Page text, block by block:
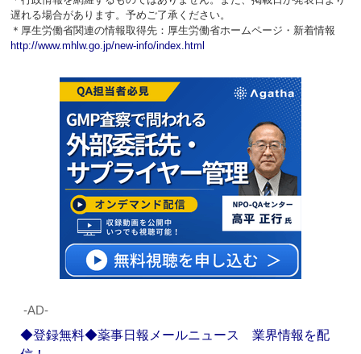
遅れる場合があります。予めご了承ください。
＊厚生労働省関連の情報取得先：厚生労働省ホームページ・新着情報
http://www.mhlw.go.jp/new-info/index.html
‐AD‐
◆登録無料◆薬事日報メールニュース 業界情報を配